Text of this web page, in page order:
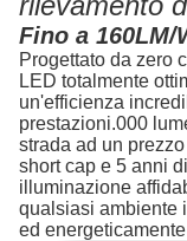
Fino a 160LM/
Progettato da zero
LED totalmente
un'efficienza
prestazioni.000
strada ad un
short cap e 5 anni
illuminazione
qualsiasi ambiente
ed